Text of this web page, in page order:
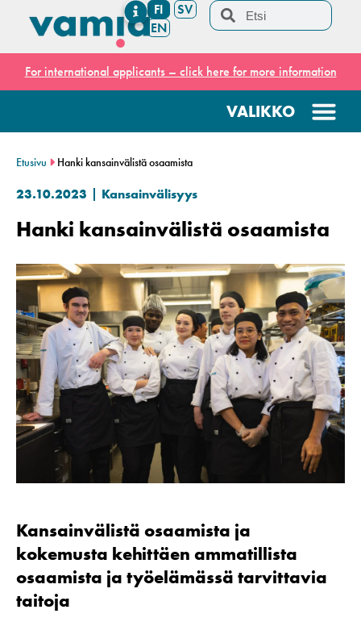
FI
SV
EN
For international applicants – click here for more information
Etusivu Hanki kansainvälistä osaamista
23.10.2023 Kansainvälisyys
Hanki kansainvälistä osaamista
Kansainvälistä osaamista ja
kokemusta kehittäen ammatillista
osaamista ja työelämässä tarvittavia
taitoja